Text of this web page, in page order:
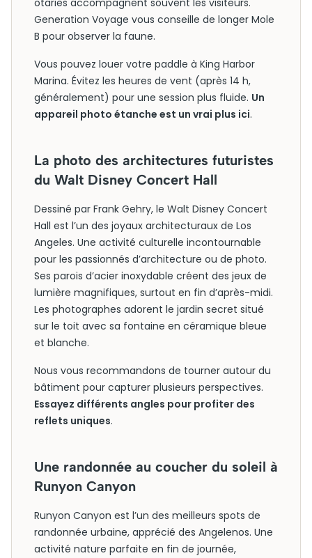
otaries accompagnent souvent les visiteurs.
Generation Voyage vous conseille de longer Mole
B pour observer la faune.
Vous pouvez louer votre paddle à King Harbor
Marina. Évitez les heures de vent (après 14 h,
généralement) pour une session plus fluide. Un
appareil photo étanche est un vrai plus ici.
La photo des architectures futuristes
du Walt Disney Concert Hall
Dessiné par Frank Gehry, le Walt Disney Concert
Hall est l’un des joyaux architecturaux de Los
Angeles. Une activité culturelle incontournable
pour les passionnés d’architecture ou de photo.
Ses parois d’acier inoxydable créent des jeux de
lumière magnifiques, surtout en fin d’après-midi.
Les photographes adorent le jardin secret situé
sur le toit avec sa fontaine en céramique bleue
et blanche.
Nous vous recommandons de tourner autour du
bâtiment pour capturer plusieurs perspectives.
Essayez différents angles pour profiter des
reflets uniques.
Une randonnée au coucher du soleil à
Runyon Canyon
Runyon Canyon est l’un des meilleurs spots de
randonnée urbaine, apprécié des Angelenos. Une
activité nature parfaite en fin de journée,